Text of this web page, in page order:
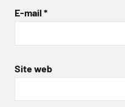
E-mail *
Site web